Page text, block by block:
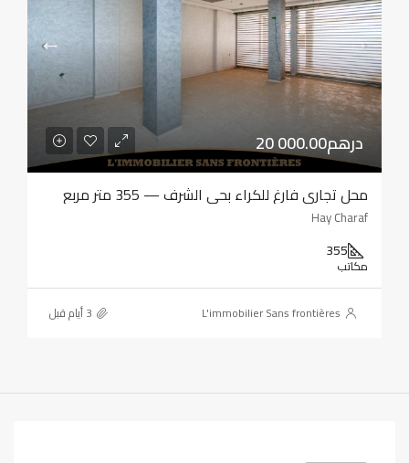
20 000.00درهم
محل تجاري فارغ للكراء بحي الشرف — 355 متر مربع
Hay Charaf
355
مكاتب
L'immobilier Sans frontières